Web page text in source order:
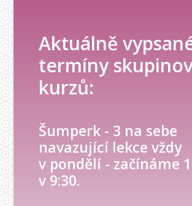
Aktuálně
termíny
kurzů:
Šumperk - 3 na sebe
navazující lekce vždy
v pondělí - začínáme
v 9:30.